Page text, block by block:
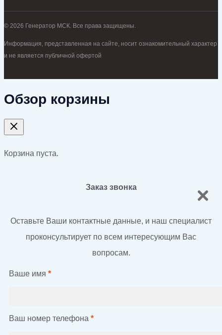
© 2026 Генератор МСК. Все права защищены.
Информация, представленная на сайте, носит ознакомительный характер
и не является публичной офертой
Обзор корзины
Корзина пуста.
Заказ звонка
Оставьте Ваши контактные данные, и наш специалист
проконсультирует по всем интересующим Вас
вопросам.
Ваше имя *
Ваш номер телефона *